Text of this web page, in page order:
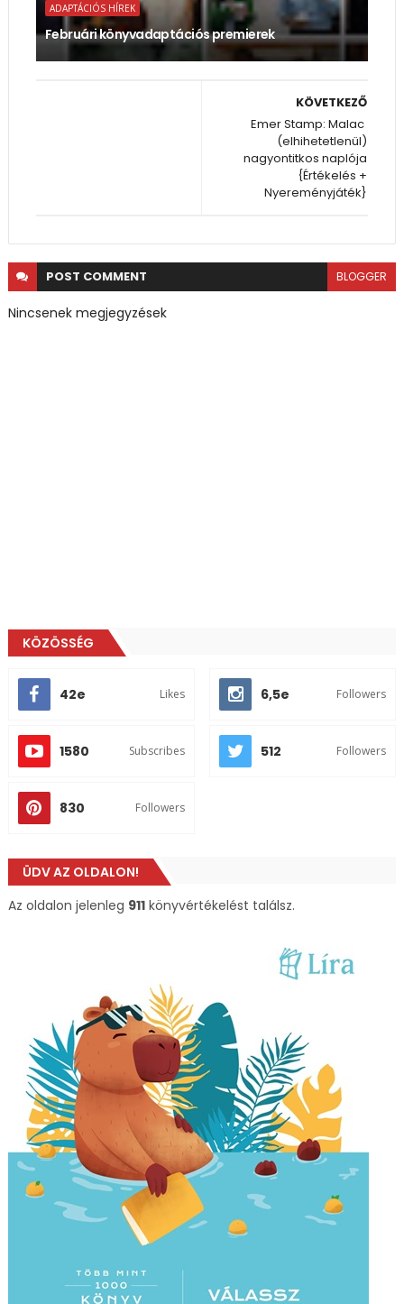
ADAPTÁCIÓS HÍREK
Februári könyvadaptációs premierek
KÖVETKEZŐ
Emer Stamp: Malac ​
(elhihetetlenül)
nagyontitkos naplója
{Értékelés +
Nyereményjáték}
POST COMMENT BLOGGER
Nincsenek megjegyzések
KÖZÖSSÉG
42e Likes 6,5e Followers
1580 Subscribes 512 Followers
830 Followers
ÜDV AZ OLDALON!
Az oldalon jelenleg 911könyvértékelést találsz.